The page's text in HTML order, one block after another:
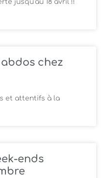
jusqu’au 18 avril !!
chez
et attentifs à la
ends